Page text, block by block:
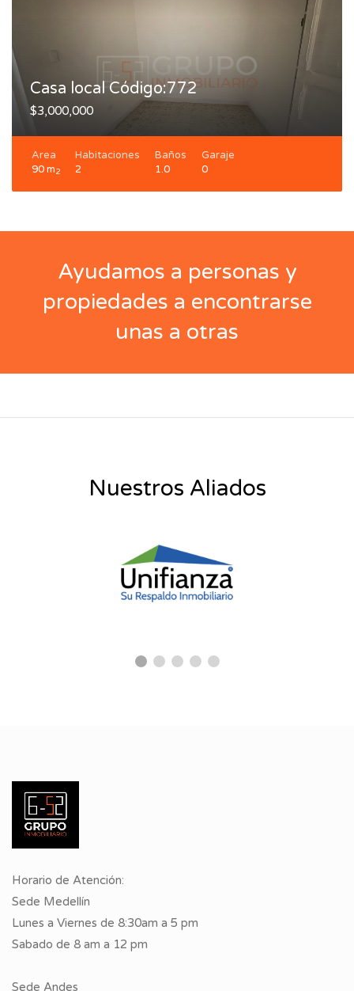
Casa local Código:772
$3,000,000
Area
90 m2
Habitaciones
2
Baños
1.0
Garaje
0
Ayudamos a personas y
propiedades a encontrarse
unas a otras
Nuestros Aliados
Horario de Atención:
Sede Medellín
Lunes a Viernes de 8:30am a 5 pm
Sabado de 8 am a 12 pm
Sede Andes